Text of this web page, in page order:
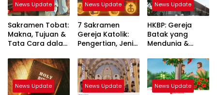
News Update
Sakramen Tobat:
Makna, Tujuan &
Tata Cara dalam
News Update
7 Sakramen
Gereja Katolik:
Pengertian, Jenis
News Update
HKBP: Gereja
Batak yang
Mendunia &
di Indonesia
News Update News Update News Update